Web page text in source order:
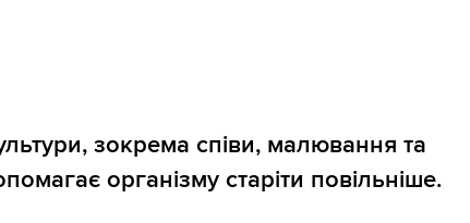
зокрема співи, малювання та
організму старіти повільніше.